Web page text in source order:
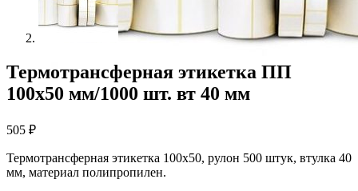
Термотрансферная этикетка ПП
100х50 мм/1000 шт. вт 40 мм
505 ₽
Термотрансферная этикетка 100х50, рулон 500 штук, втулка 40
мм, материал полипропилен.